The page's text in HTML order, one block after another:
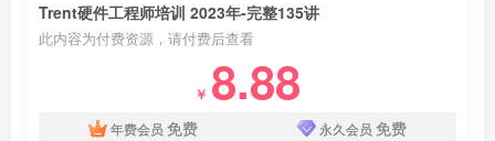
Trent硬件工程师培训 2023年-完整135讲
此内容为付费资源，请付费后查看
￥ 8.88
年费会员 免费 永久会员 免费